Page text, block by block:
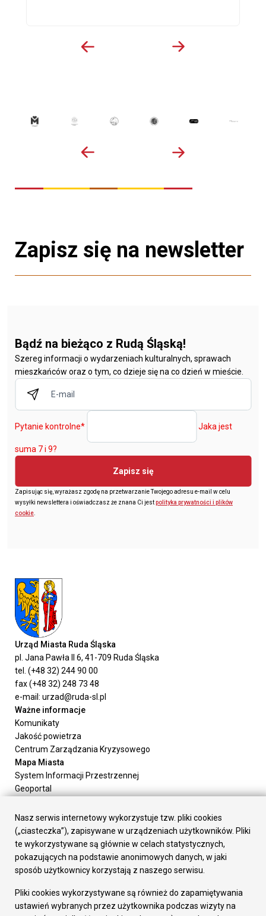
Zapisz się na newsletter
Bądź na bieżąco z Rudą Śląską!
Szereg informacji o wydarzeniach kulturalnych, sprawach
mieszkańców oraz o tym, co dzieje się na co dzień w mieście.
Pytanie kontrolne* Jaka jest
suma 7 i 9?
Zapisz się
Zapisując się, wyrażasz zgodę na przetwarzanie Twojego adresu e-mail w celu
wysyłki newslettera i oświadczasz że znana Ci jestpolityka prywatności i plików
cookie.
Urząd Miasta Ruda Śląska
pl. Jana Pawła II 6, 41-709 Ruda Śląska
tel. (+48 32) 244 90 00
fax (+48 32) 248 73 48
e-mail: urzad@ruda-sl.pl
Ważne informacje
Komunikaty
Jakość powietrza
Centrum Zarządzania Kryzysowego
Mapa Miasta
System Informacji Przestrzennej
Geoportal
Załatw sprawę
Prezydent Miasta
Rada Miasta
Wydziały
Elektroniczna Skrzynka Podawcza
Gospodarka
Fundusze europejskie
Nasz serwis internetowy wykorzystuje tzw. pliki cookies
(„ciasteczka”), zapisywane w urządzeniach użytkowników. Pliki
te wykorzystywane są głównie w celach statystycznych,
pokazujących na podstawie anonimowych danych, w jaki
sposób użytkownicy korzystają z naszego serwisu.
Pliki cookies wykorzystywane są również do zapamiętywania
ustawień wybranych przez użytkownika podczas wizyty na